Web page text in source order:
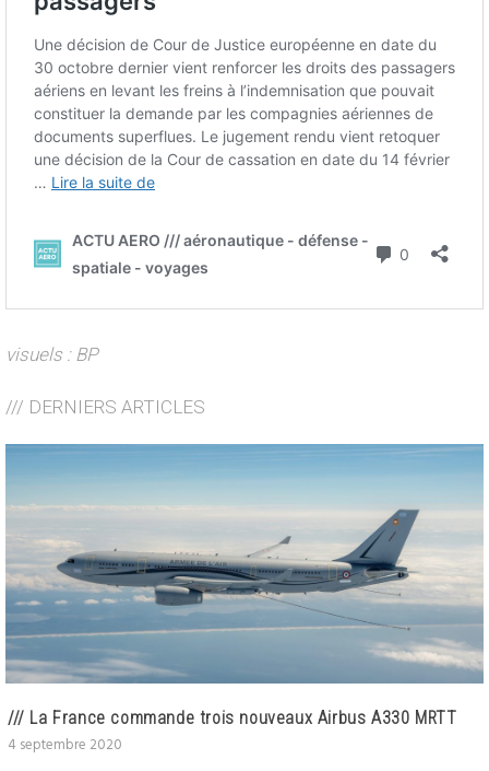
visuels : BP
/// DERNIERS ARTICLES
/// La France commande trois nouveaux Airbus A330 MRTT
4 septembre 2020